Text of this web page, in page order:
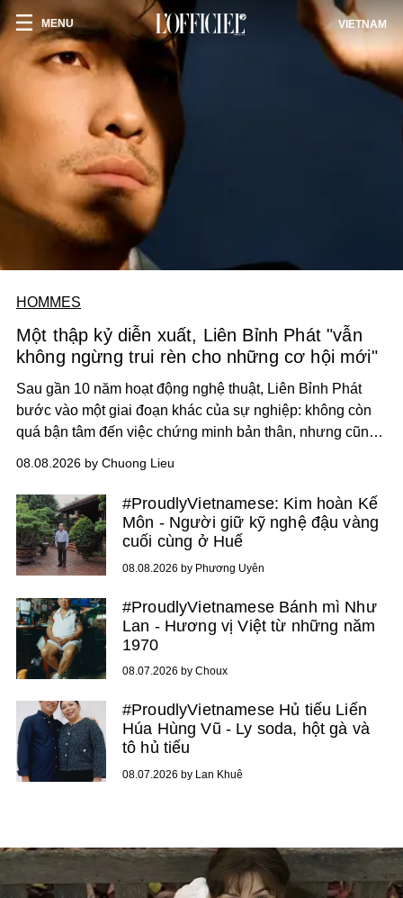
MENU VIETNAM
HOMMES
Một thập kỷ diễn xuất, Liên Bỉnh Phát "vẫn
không ngừng trui rèn cho những cơ hội mới"
Sau gần 10 năm hoạt động nghệ thuật, Liên Bỉnh Phát
bước vào một giai đoạn khác của sự nghiệp: không còn
quá bận tâm đến việc chứng minh bản thân, nhưng cũng
phim điện ảnh trong nửa đầu 2026 đến hành trình trở lại
vớiRunning Man Vietnam , nam diễn viên nhìn công việc
bằng một tâm thế điềm tĩnh hơn. Anh tiếp tục học hỏi, trau
dồi và chờ đợi những vai diễn đủ sức đưa mình đến
những vùng đất mới. Ở tuổi ngoài 30, điều anh theo đuổi
tiến về phía trước.
08.08.2026 by Chuong Lieu
#ProudlyVietnamese: Kim hoàn Kế
Môn - Người giữ kỹ nghệ đậu vàng
cuối cùng ở Huế
08.08.2026 by Phương Uyên
#ProudlyVietnamese Bánh mì Như
Lan - Hương vị Việt từ những năm
1970
08.07.2026 by Choux
#ProudlyVietnamese Hủ tiếu Liến
Húa Hùng Vũ - Ly soda, hột gà và
tô hủ tiếu
08.07.2026 by Lan Khuê